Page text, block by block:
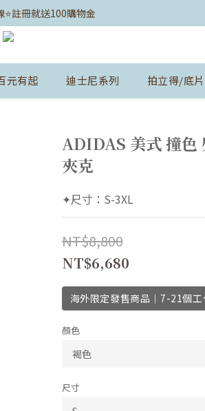
⭐️註冊就送100購物金
元有起 迪士尼系列 拍立得/底
ADIDAS 美式 撞色
夾克
✦尺寸：S-3XL
NT$8,800
NT$6,680
海外限定發售商品｜7-21個工
顏色
尺寸